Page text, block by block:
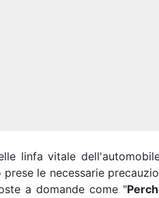
linfa vitale
le necessarie
a domande come "